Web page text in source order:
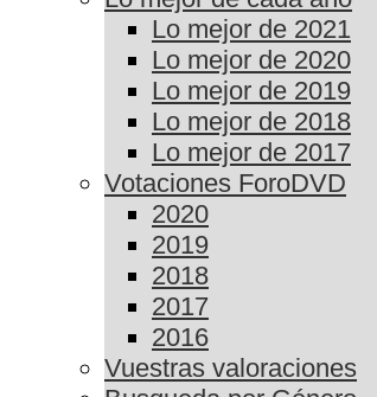
Lo mejor de 2021
Lo mejor de 2020
Lo mejor de 2019
Lo mejor de 2018
Lo mejor de 2017
Votaciones ForoDVD
2020
2019
2018
2017
2016
Vuestras valoraciones